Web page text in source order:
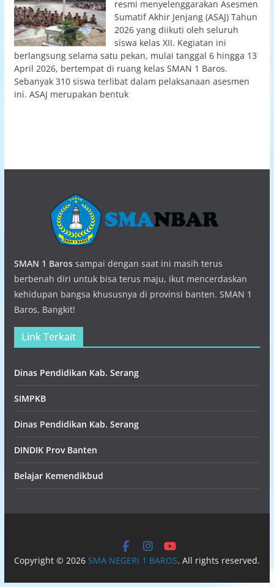
resmi menyelenggarakan Asesmen
Sumatif Akhir Jenjang (ASAJ) Tahun
2026 yang diikuti oleh seluruh
siswa kelas XII. Kegiatan ini
berlangsung selama satu pekan, mulai tanggal 6 hingga 13
April 2026, bertempat di ruang kelas SMAN 1 Baros.
Sebanyak 310 siswa terlibat dalam pelaksanaan asesmen
ini. ASAJ merupakan bentuk
SMAN 1 Barossampai dengan saat ini masih terus
berbenah diri untuk bisa terus maju, ikut mencerdaskan
kehidupan bangsa khususnya di provinsi banten. SMAN 1
Baros, Bangkit!
Link Terkait
Dinas Pendidikan Kab. Serang
SIMPKB
Dinas Pendidikan Kab. Serang
DINDIK Prov Banten
Belajar Kemendikbud
Copyright © 2026 SMA NEGERI 1 BAROS. All rights reserved.